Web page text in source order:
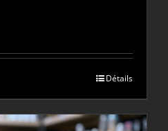
Détails